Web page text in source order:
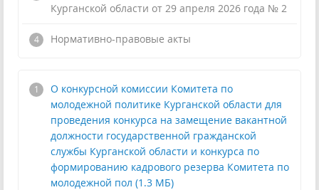
Курганской области от 29 апреля 2026 года № 2
Нормативно-правовые акты
О конкурсной комиссии Комитета по
молодежной политике Курганской области для
проведения конкурса на замещение вакантной
должности государственной гражданской
службы Курганской области и конкурса по
формированию кадрового резерва Комитета по
молодежной пол (1.3 МБ)